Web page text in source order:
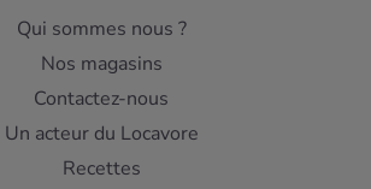
Qui sommes nous ?
Nos magasins
Contactez-nous
Un acteur du Locavore
Recettes